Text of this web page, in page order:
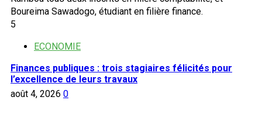
5
ECONOMIE
Finances publiques : trois stagiaires félicités pour
l’excellence de leurs travaux
août 4, 2026 0